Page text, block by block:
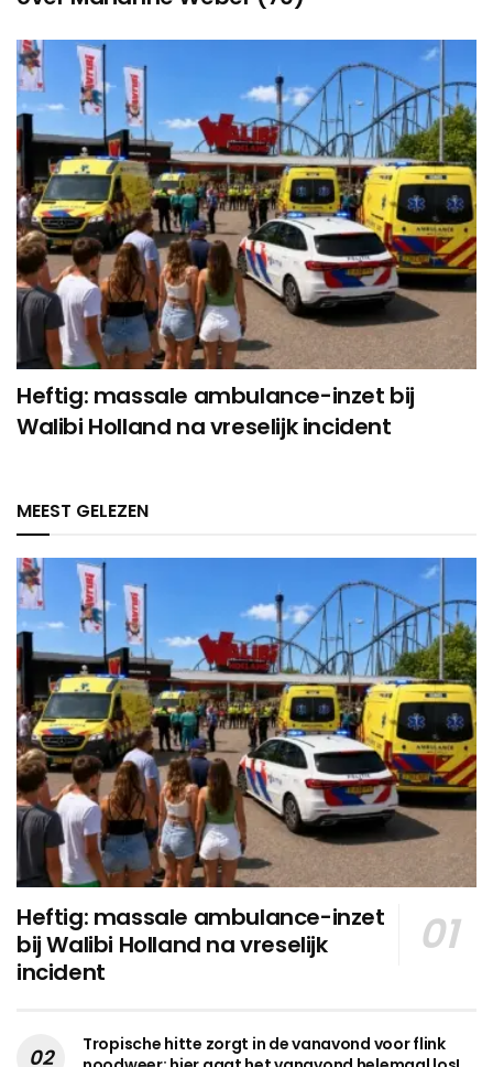
Heftig: massale ambulance-inzet bij
Walibi Holland na vreselijk incident
MEEST GELEZEN
Heftig: massale ambulance-inzet
bij Walibi Holland na vreselijk
incident
Tropische hitte zorgt in de vanavond voor flink